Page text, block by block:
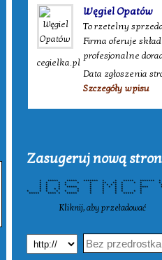
cegielka.pl
Węgiel Opatów
To rzetelny
Firma oferuje
profesjonalne
Data zgłoszenia
Szczegóły wpisu
Zasugeruj nową
* ***** ***** ******* * * *****
* * * * * * ** ** * * *
* * * * * * * * * * *
* * * ***** * * * * * ****
* * * * * * * * * *
* * * * * * * * * * * *
***** **** * ***** * * * *****
Kliknij, aby przeładować